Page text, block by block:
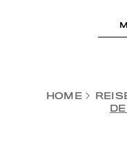
HOME